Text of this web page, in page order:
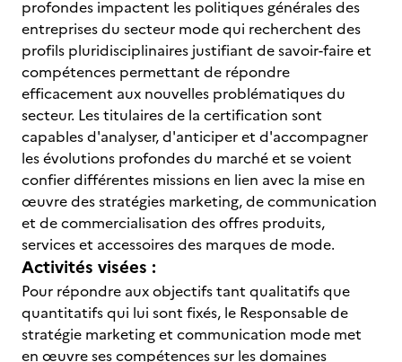
profondes impactent les politiques générales des
entreprises du secteur mode qui recherchent des
profils pluridisciplinaires justifiant de savoir-faire et
compétences permettant de répondre
efficacement aux nouvelles problématiques du
secteur. Les titulaires de la certification sont
capables d'analyser, d'anticiper et d'accompagner
les évolutions profondes du marché et se voient
confier différentes missions en lien avec la mise en
œuvre des stratégies marketing, de communication
et de commercialisation des offres produits,
services et accessoires des marques de mode.
Activités visées :
Pour répondre aux objectifs tant qualitatifs que
quantitatifs qui lui sont fixés, le Responsable de
stratégie marketing et communication mode met
en œuvre ses compétences sur les domaines